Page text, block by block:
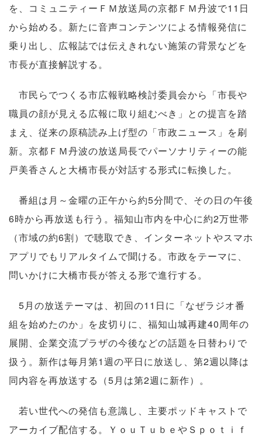
を、コミュニティーＦＭ放送局の京都ＦＭ丹波で11日
から始める。新たに音声コンテンツによる情報発信に
乗り出し、広報誌では伝えきれない施策の背景などを
市長が直接解説する。
市民らでつくる市広報戦略検討委員会から「市長や
職員の顔が見える広報に取り組むべき」との提言を踏
まえ、従来の原稿読み上げ型の「市政ニュース」を刷
新。京都ＦＭ丹波の放送局長でパーソナリティーの能
戸美香さんと大橋市長が対話する形式に転換した。
番組は月～金曜の正午から約5分間で、その日の午後
6時から再放送も行う。福知山市内を中心に約2万世帯
（市域の約6割）で聴取でき、インターネットやスマホ
アプリでもリアルタイムで聞ける。市政をテーマに、
問いかけに大橋市長が答える形で進行する。
5月の放送テーマは、初回の11日に「なぜラジオ番
組を始めたのか」を皮切りに、福知山城再建40周年の
展開、企業交流プラザの今後などの話題を日替わりで
扱う。新作は毎月第1週の平日に放送し、第2週以降は
同内容を再放送する（5月は第2週に新作）。
若い世代への発信も意識し、主要ポッドキャストで
アーカイブ配信する。ＹｏｕＴｕｂｅやＳｐｏｔｉｆ